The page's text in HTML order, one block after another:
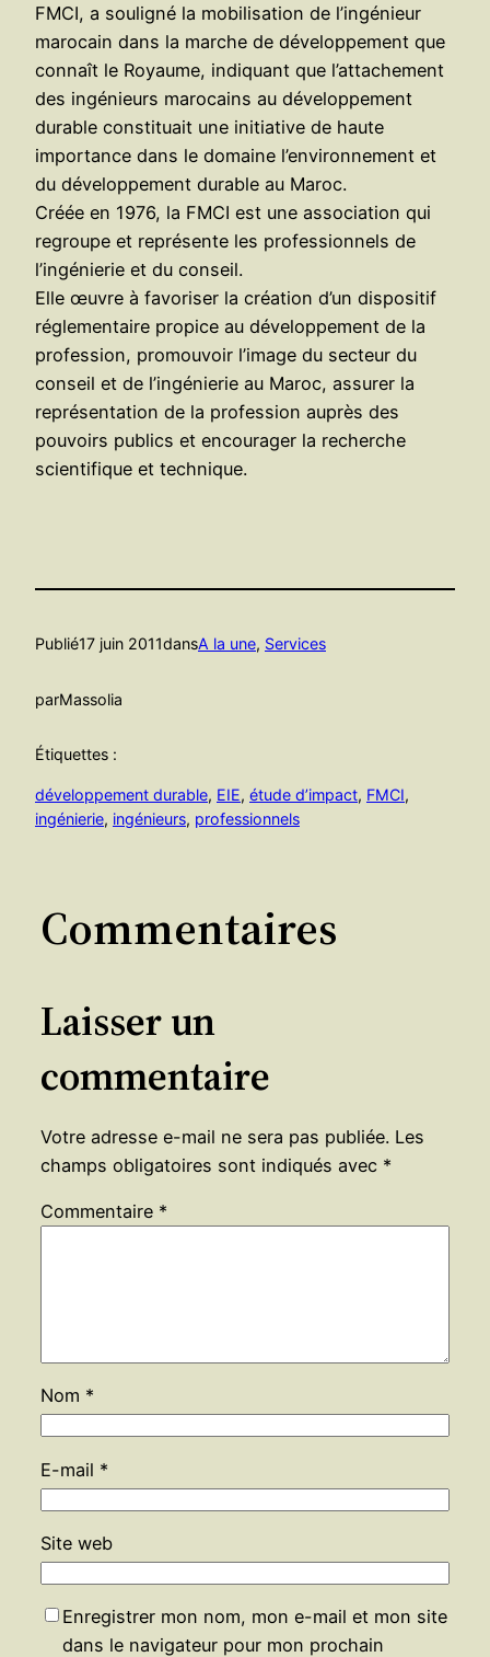
FMCI, a souligné la mobilisation de l’ingénieur
marocain dans la marche de développement que
connaît le Royaume, indiquant que l’attachement
des ingénieurs marocains au développement
durable constituait une initiative de haute
importance dans le domaine l’environnement et
du développement durable au Maroc.
Créée en 1976, la FMCI est une association qui
regroupe et représente les professionnels de
l’ingénierie et du conseil.
Elle œuvre à favoriser la création d’un dispositif
réglementaire propice au développement de la
profession, promouvoir l’image du secteur du
conseil et de l’ingénierie au Maroc, assurer la
représentation de la profession auprès des
pouvoirs publics et encourager la recherche
scientifique et technique.
Publié17 juin 2011dansA la une, Services
parMassolia
Étiquettes :
développement durable, EIE, étude d’impact, FMCI
ingénierie, ingénieurs, professionnels
Commentaires
Laisser un
commentaire
Votre adresse e-mail ne sera pas publiée. Les
champs obligatoires sont indiqués avec *
Commentaire *
Nom *
E-mail *
Site web
Enregistrer mon nom, mon e-mail et mon site
dans le navigateur pour mon prochain